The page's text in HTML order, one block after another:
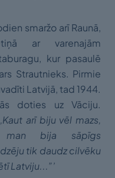
smaržo arī Raunā,
ar varenajām
kur pasaulē
Strautnieks. Pirmie
Latvijā, tad 1944.
doties uz Vāciju.
Kaut arī biju vēl mazs,
man bija sāpīgs
tik daudz cilvēku
Latviju...”’